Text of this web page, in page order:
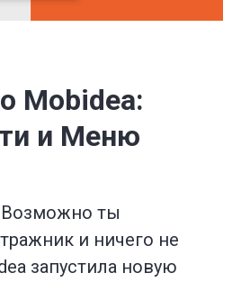
Mobidea:
и Меню
ты
и ничего не
запустила новую